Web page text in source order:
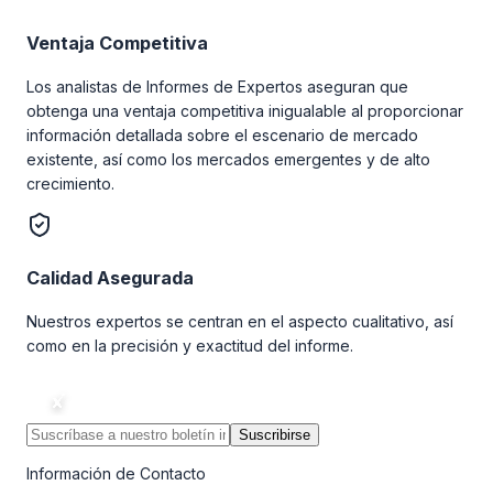
Ventaja Competitiva
Los analistas de Informes de Expertos aseguran que
obtenga una ventaja competitiva inigualable al proporcionar
información detallada sobre el escenario de mercado
existente, así como los mercados emergentes y de alto
crecimiento.
Calidad Asegurada
Nuestros expertos se centran en el aspecto cualitativo, así
como en la precisión y exactitud del informe.
Suscribirse
Información de Contacto